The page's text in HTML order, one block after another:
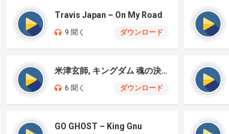
Travis Japan – On My Road
9 聞く ダウンロード
米津玄師, キングダム 魂の決戦 – 公開記念PV
6 聞く ダウンロード
GO GHOST – King Gnu